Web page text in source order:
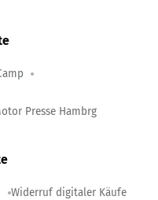
Presse Hambrg
Widerruf digitaler Käufe